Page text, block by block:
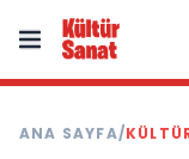
ANA SAYFA/